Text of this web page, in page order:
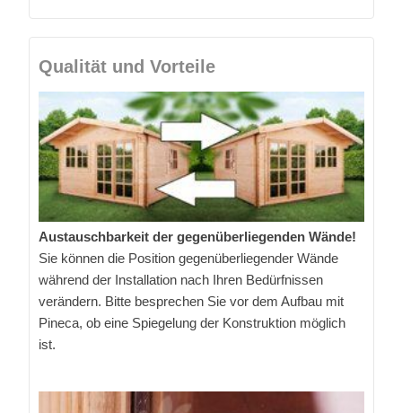
Qualität und Vorteile
Austauschbarkeit der gegenüberliegenden Wände!
Sie können die Position gegenüberliegender Wände
während der Installation nach Ihren Bedürfnissen
verändern. Bitte besprechen Sie vor dem Aufbau mit
Pineca, ob eine Spiegelung der Konstruktion möglich
ist.